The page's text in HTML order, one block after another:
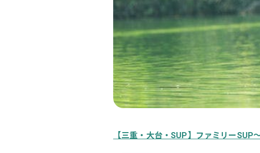
【三重・大台・SUP】ファミリーSUP